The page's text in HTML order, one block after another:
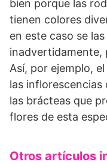
bien porque las
tienen colores
en este caso se
inadvertidamente,
Así, por ejemplo,
las inflorescencias
las brácteas que
flores de esta
Otros artículos